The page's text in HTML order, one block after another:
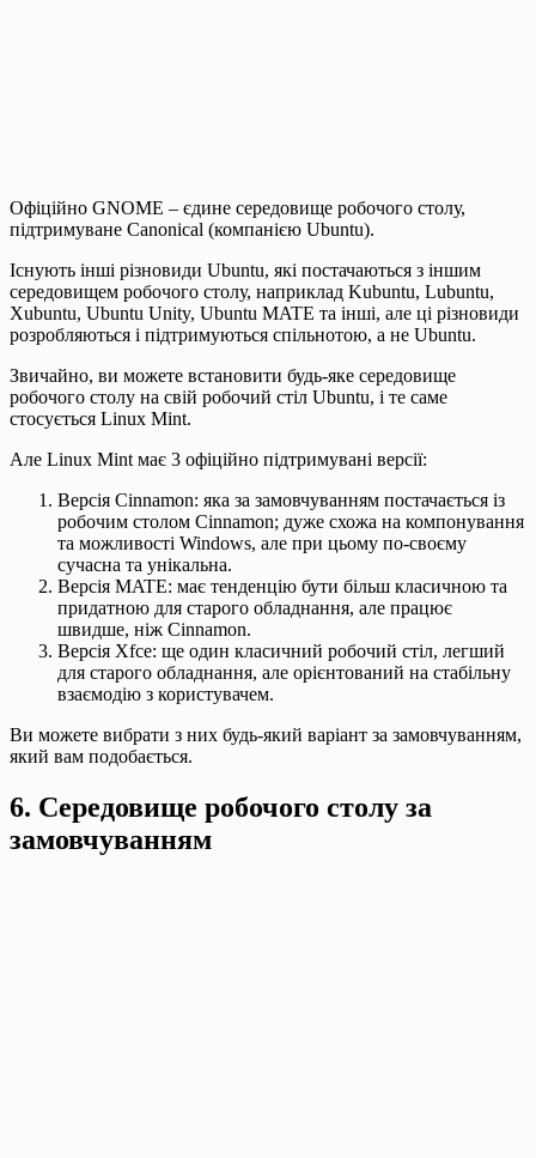
Офіційно GNOME – єдине середовище робочого столу,
підтримуване Canonical (компанією Ubuntu).
Існують інші різновиди Ubuntu, які постачаються з іншим
середовищем робочого столу, наприклад Kubuntu, Lubuntu,
Xubuntu, Ubuntu Unity, Ubuntu MATE та інші, але ці різновиди
розробляються і підтримуються спільнотою, а не Ubuntu.
Звичайно, ви можете встановити будь-яке середовище
робочого столу на свій робочий стіл Ubuntu, і те саме
стосується Linux Mint.
Але Linux Mint має 3 офіційно підтримувані версії:
Версія Cinnamon: яка за замовчуванням постачається із
робочим столом Cinnamon; дуже схожа на компонування
та можливості Windows, але при цьому по-своєму
сучасна та унікальна.
Версія MATE: має тенденцію бути більш класичною та
придатною для старого обладнання, але працює
швидше, ніж Cinnamon.
Версія Xfce: ще один класичний робочий стіл, легший
для старого обладнання, але орієнтований на стабільну
взаємодію з користувачем.
Ви можете вибрати з них будь-який варіант за замовчуванням,
який вам подобається.
6. Середовище робочого столу за
замовчуванням